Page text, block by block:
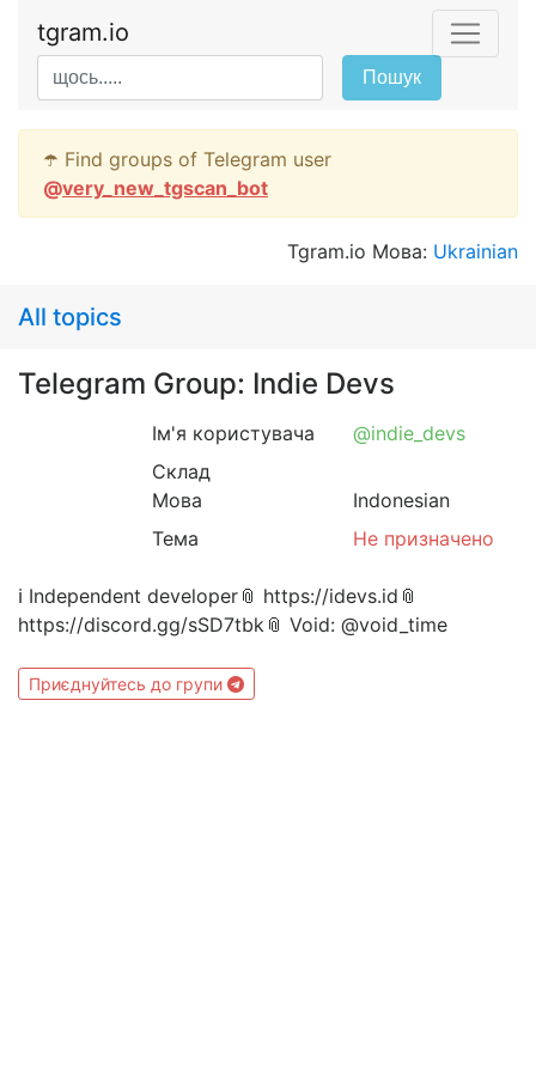
tgram.io
Пошук
☂️ Find groups of Telegram user
@very_new_tgscan_bot
Tgram.io Мова: Ukrainian
All topics
Telegram Group: Indie Devs
Ім'я користувача
@indie_devs
Склад
Мова
Indonesian
Тема
Не призначено
ℹ️ Independent developer📎 https://idevs.id📎
https://discord.gg/sSD7tbk📎 Void: @void_time
Приєднуйтесь до групи